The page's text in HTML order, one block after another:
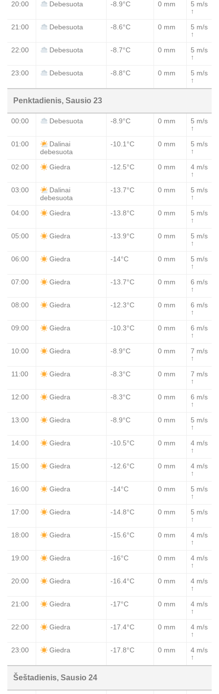
20:00 Debesuota -8.9°C 0 mm
5 m/s
↑
21:00 Debesuota -8.6°C 0 mm
5 m/s
↑
22:00 Debesuota -8.7°C 0 mm
5 m/s
↑
23:00 Debesuota -8.8°C 0 mm
5 m/s
↑
Penktadienis, Sausio 23
00:00 Debesuota -8.9°C 0 mm
5 m/s
↑
01:00
Dalinai
debesuota
-10.1°C 0 mm
5 m/s
↑
02:00 Giedra -12.5°C 0 mm
4 m/s
↑
03:00
Dalinai
debesuota
-13.7°C 0 mm
5 m/s
↑
04:00 Giedra -13.8°C 0 mm
5 m/s
↑
05:00 Giedra -13.9°C 0 mm
5 m/s
↑
06:00 Giedra -14°C 0 mm
5 m/s
↑
07:00 Giedra -13.7°C 0 mm
6 m/s
↑
08:00 Giedra -12.3°C 0 mm
6 m/s
↑
09:00 Giedra -10.3°C 0 mm
6 m/s
↑
10:00 Giedra -8.9°C 0 mm
7 m/s
↑
11:00 Giedra -8.3°C 0 mm
7 m/s
↑
12:00 Giedra -8.3°C 0 mm
6 m/s
↑
13:00 Giedra -8.9°C 0 mm
5 m/s
↑
14:00 Giedra -10.5°C 0 mm
4 m/s
↑
15:00 Giedra -12.6°C 0 mm
4 m/s
↑
16:00 Giedra -14°C 0 mm
5 m/s
↑
17:00 Giedra -14.8°C 0 mm
5 m/s
↑
18:00 Giedra -15.6°C 0 mm
4 m/s
↑
19:00 Giedra -16°C 0 mm
4 m/s
↑
20:00 Giedra -16.4°C 0 mm
4 m/s
↑
21:00 Giedra -17°C 0 mm
4 m/s
↑
22:00 Giedra -17.4°C 0 mm
4 m/s
↑
23:00 Giedra -17.8°C 0 mm
4 m/s
↑
Šeštadienis, Sausio 24